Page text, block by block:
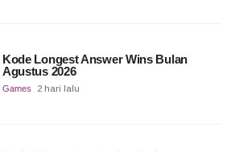
Kode Longest Answer Wins Bulan
Agustus 2026
Games 2 hari lalu